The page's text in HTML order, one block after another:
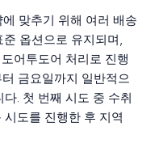
맞추기 위해 여러 배송
옵션으로 유지되며,
어투도어 처리로 진행
금요일까지 일반적으
. 첫 번째 시도 중 수취
도를 진행한 후 지역